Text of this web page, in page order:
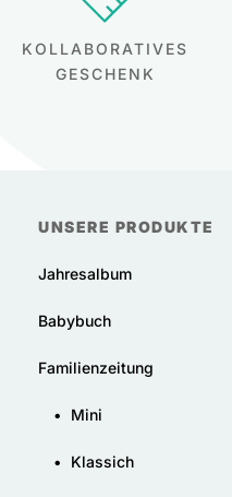
KOLLABORATIVES
GESCHENK
UNSERE PRODUKTE
Jahresalbum
Babybuch
Familienzeitung
• Mini
• Klassich